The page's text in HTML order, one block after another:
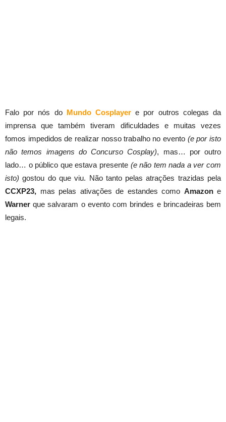
Falo por nós do Mundo Cosplayer e por outros colegas da
imprensa que também tiveram dificuldades e muitas vezes
fomos impedidos de realizar nosso trabalho no evento (e por isto
não temos imagens do Concurso Cosplay), mas… por outro
lado… o público que estava presente (e não tem nada a ver com
isto) gostou do que viu. Não tanto pelas atrações trazidas pela
CCXP23, mas pelas ativações de estandes como Amazone
Warner que salvaram o evento com brindes e brincadeiras bem
legais.